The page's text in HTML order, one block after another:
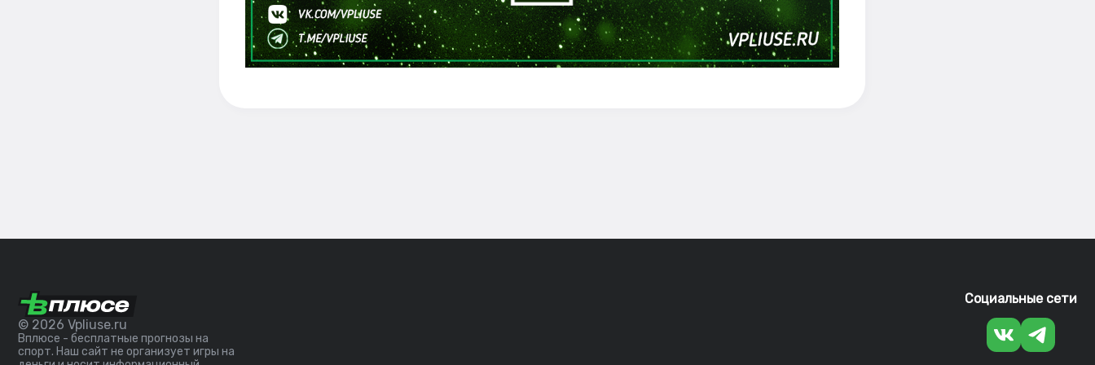
© 2026 Vpliuse.ru
Вплюсе - бесплатные прогнозы на
спорт. Наш сайт не организует игры на
Социальные сети